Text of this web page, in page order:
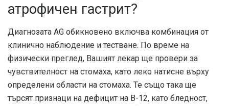
атрофичен гастрит?
Диагнозата AG обикновено включва комбинация от
клинично наблюдение и тестване. По време на
физически преглед, Вашият лекар ще провери за
чувствителност на стомаха, като леко натисне върху
определени области на стомаха. Те също така ще
търсят признаци на дефицит на В-12, като бледност,